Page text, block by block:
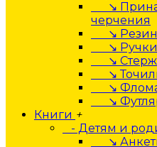
↘
черчения
↘
↘ Ручки
↘
↘
↘
↘
Книги +
- Детям и
↘